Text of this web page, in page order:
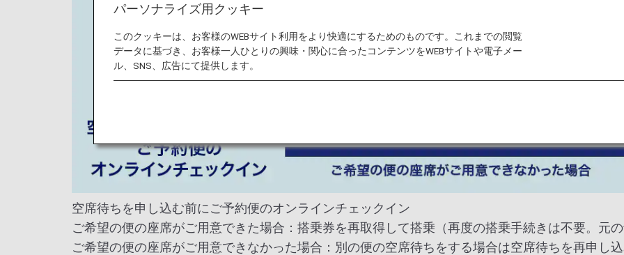
空席待ちを申し込む前にご予約便のオンラインチェックイン
ご希望の便の座席がご用意できた場合：搭乗券を再取得して搭乗（再度の搭乗手続きは不要。元
ご希望の便の座席がご用意できなかった場合：別の便の空席待ちをする場合は空席待ちを再申し
パーソナライズ用クッキー
このクッキーは、お客様のWEBサイト利用をより快適にするためのものです。これまでの閲覧
データに基づき、お客様一人ひとりの興味・関心に合ったコンテンツをWEBサイトや電子メー
ル、SNS、広告にて提供します。